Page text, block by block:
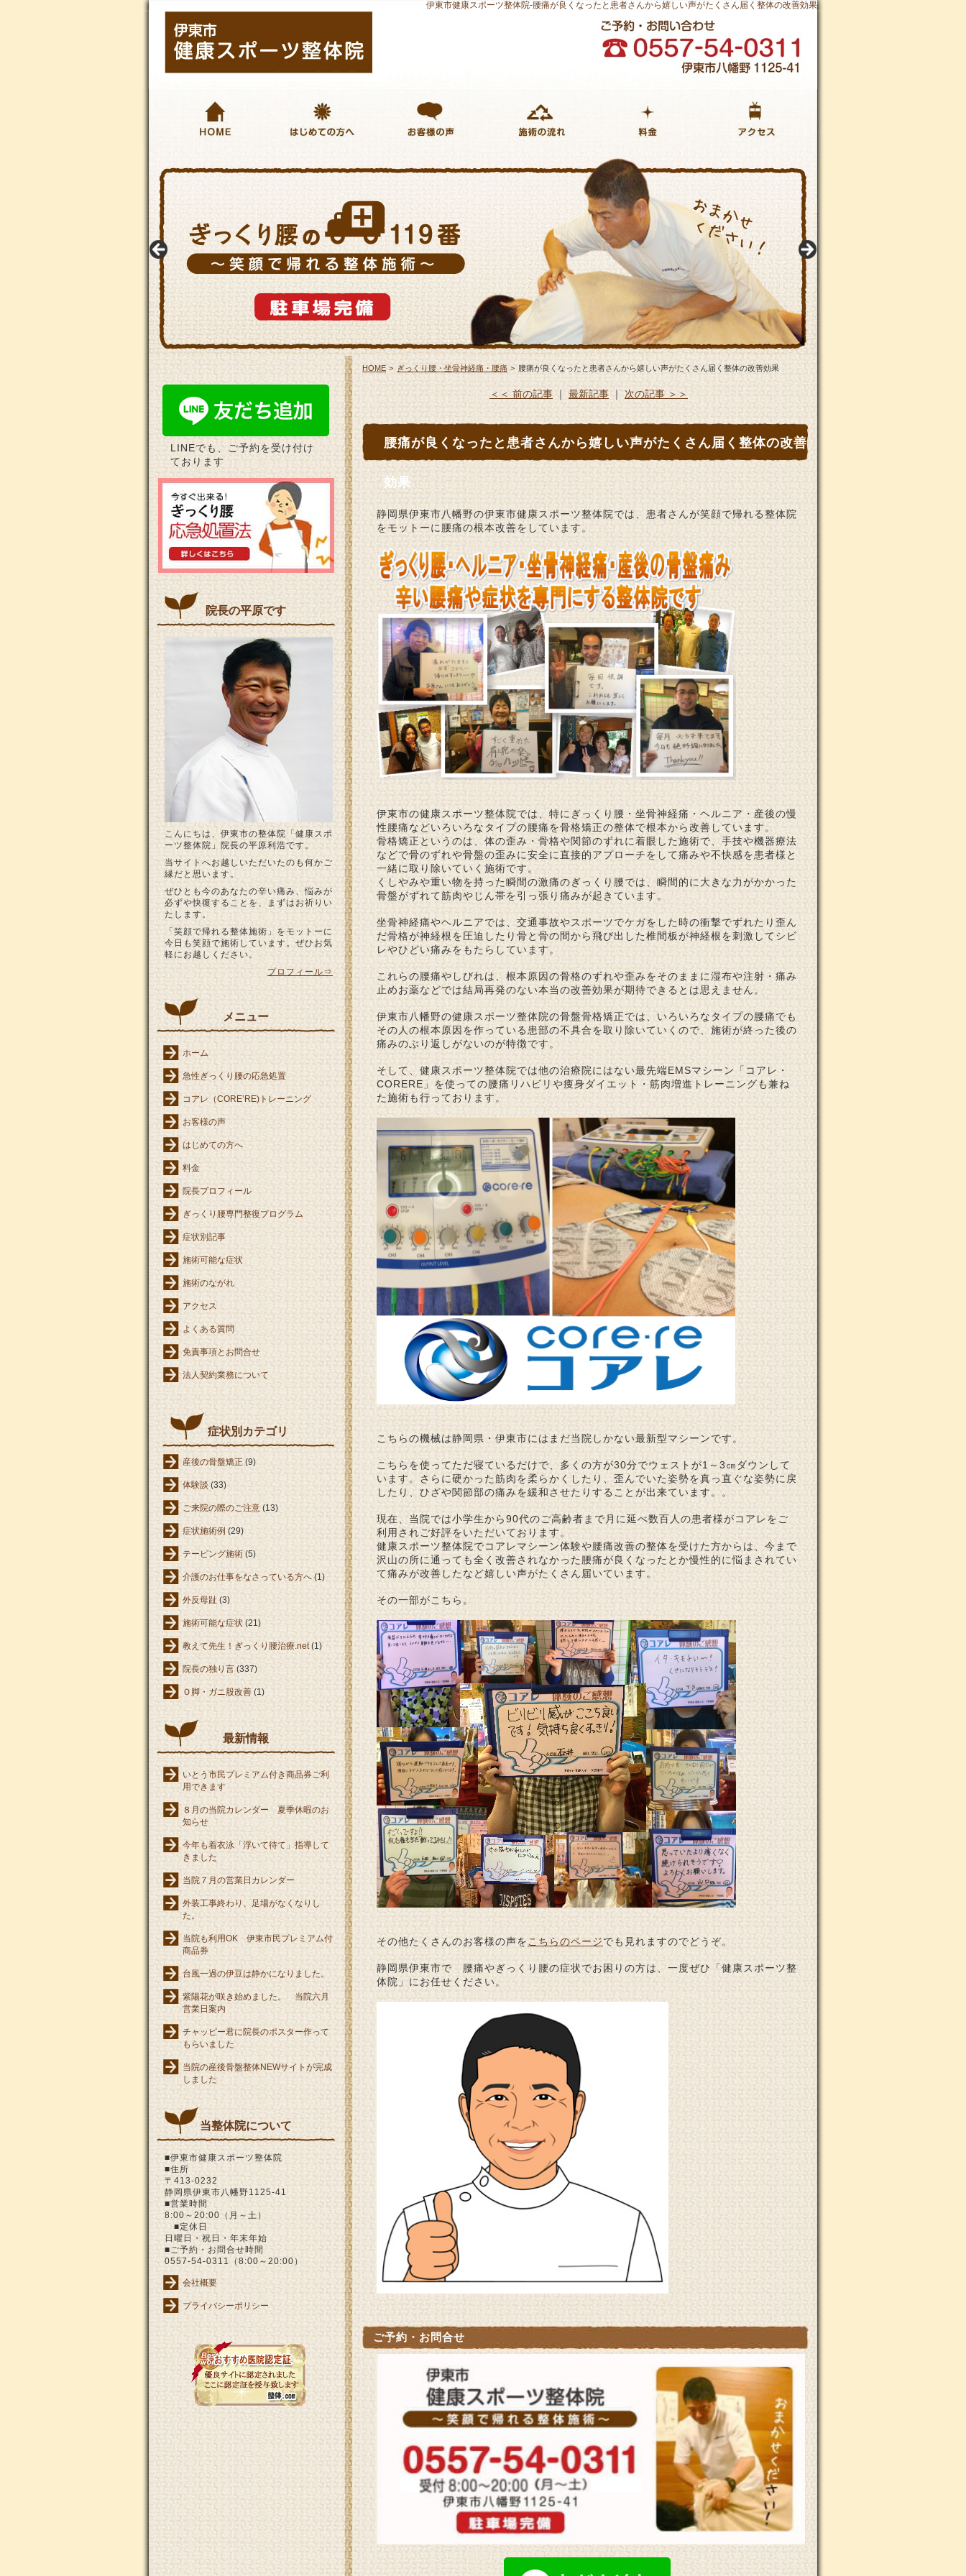
伊東市健康スポーツ整体院-腰痛が良くなったと患者さんから嬉しい声がたくさん届く整体の改善効果
施術料金
HOME ぎっくり腰・坐骨神経痛・腰痛 腰痛が良くなったと患者さんから嬉しい声がたくさん届く整体の改善効果
＜＜ 前の記事 ｜ 最新記事 ｜ 次の記事 ＞＞
腰痛が良くなったと患者さんから嬉しい声がたくさん届く整体の改善
効果
静岡県伊東市八幡野の伊東市健康スポーツ整体院では、患者さんが笑顔で帰れる整体院
をモットーに腰痛の根本改善をしています。
伊東市の健康スポーツ整体院では、特にぎっくり腰・坐骨神経痛・ヘルニア・産後の慢
性腰痛などいろいろなタイプの腰痛を骨格矯正の整体で根本から改善しています。
骨格矯正というのは、体の歪み・骨格や関節のずれに着眼した施術で、手技や機器療法
などで骨のずれや骨盤の歪みに安全に直接的アプローチをして痛みや不快感を患者様と
一緒に取り除いていく施術です。
くしやみや重い物を持った瞬間の激痛のぎっくり腰では、瞬間的に大きな力がかかった
骨盤がずれて筋肉やじん帯を引っ張り痛みが起きています。
坐骨神経痛やヘルニアでは、交通事故やスポーツでケガをした時の衝撃でずれたり歪ん
だ骨格が神経根を圧迫したり骨と骨の間から飛び出した椎間板が神経根を刺激してシビ
レやひどい痛みをもたらしています。
これらの腰痛やしびれは、根本原因の骨格のずれや歪みをそのままに湿布や注射・痛み
止めお薬などでは結局再発のない本当の改善効果が期待できるとは思えません。
伊東市八幡野の健康スポーツ整体院の骨盤骨格矯正では、いろいろなタイプの腰痛でも
その人の根本原因を作っている患部の不具合を取り除いていくので、施術が終った後の
痛みのぶり返しがないのが特徴です。
そして、健康スポーツ整体院では他の治療院にはない最先端EMSマシーン「コアレ・
CORERE」を使っての腰痛リハビリや痩身ダイエット・筋肉増進トレーニングも兼ね
た施術も行っております。
こちらの機械は静岡県・伊東市にはまだ当院しかない最新型マシーンです。
こちらを使ってただ寝ているだけで、多くの方が30分でウェストが1～3㎝ダウンして
います。さらに硬かった筋肉を柔らかくしたり、歪んでいた姿勢を真っ直ぐな姿勢に戻
したり、ひざや関節部の痛みを緩和させたりすることが出来ています。。
現在、当院では小学生から90代のご高齢者まで月に延べ数百人の患者様がコアレをご
利用されご好評をいただいております。
健康スポーツ整体院でコアレマシーン体験や腰痛改善の整体を受けた方からは、今まで
沢山の所に通っても全く改善されなかった腰痛が良くなったとか慢性的に悩まされてい
て痛みが改善したなど嬉しい声がたくさん届いています。
その一部がこちら。
その他たくさんのお客様の声を こちらのページでも見れますのでどうぞ。
静岡県伊東市で 腰痛やぎっくり腰の症状でお困りの方は、一度ぜひ「健康スポーツ整
体院」にお任せください。
ご予約・お問合せ
LINEでも、ご予約を受け付け
ております
院長の平原です
こんにちは、伊東市の整体院「健康スポ
ーツ整体院」院長の平原利浩です。
当サイトへお越しいただいたのも何かご
縁だと思います。
ぜひとも今のあなたの辛い痛み、悩みが
必ずや快復することを、まずはお祈りい
たします。
「笑顔で帰れる整体施術」をモットーに
今日も笑顔で施術しています。ぜひお気
軽にお越しください。
プロフィール⇒
メニュー
ホーム
急性ぎっくり腰の応急処置
コアレ（CORE’RE)トレーニング
お客様の声
はじめての方へ
料金
院長プロフィール
ぎっくり腰専門整復プログラム
症状別記事
施術可能な症状
施術のながれ
アクセス
よくある質問
免責事項とお問合せ
法人契約業務について
症状別カテゴリ
産後の骨盤矯正 (9)
体験談 (33)
ご来院の際のご注意 (13)
症状施術例 (29)
テーピング施術 (5)
介護のお仕事をなさっている方へ (1)
外反母趾 (3)
施術可能な症状 (21)
教えて先生！ぎっくり腰治療.net(1)
院長の独り言 (337)
Ｏ脚・ガニ股改善 (1)
最新情報
いとう市民プレミアム付き商品券ご利
用できます
８月の当院カレンダー 夏季休暇のお
知らせ
今年も着衣泳「浮いて待て」指導して
きました
当院７月の営業日カレンダー
外装工事終わり、足場がなくなりし
た。
当院も利用OK 伊東市民プレミアム付
商品券
台風一過の伊豆は静かになりました。
紫陽花が咲き始めました。 当院六月
営業日案内
チャッピー君に院長のポスター作って
もらいました
当院の産後骨盤整体NEWサイトが完成
しました
当整体院について
■伊東市健康スポーツ整体院
■住所
〒413-0232
静岡県伊東市八幡野1125-41
■営業時間
8:00～20:00（月～土）
■定休日
日曜日・祝日・年末年始
■ご予約・お問合せ時間
0557-54-0311（8:00～20:00）
会社概要
プライバシーポリシー